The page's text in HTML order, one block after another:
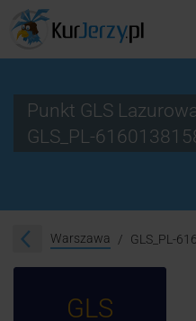
Punkt GLS
GLS_PL-
Warszawa GLS_PL-
GLS